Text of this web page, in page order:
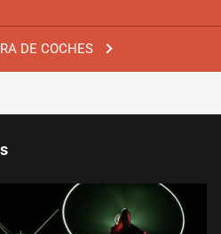
DE COCHES